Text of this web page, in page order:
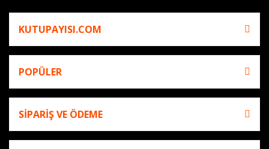
KUTUPAYISI.COM
POPÜLER
SİPARİŞ VE ÖDEME